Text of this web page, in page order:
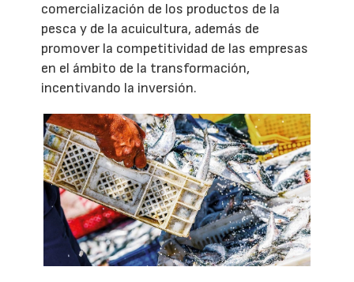
comercialización de los productos de la
pesca y de la acuicultura, además de
promover la competitividad de las empresas
en el ámbito de la transformación,
incentivando la inversión.